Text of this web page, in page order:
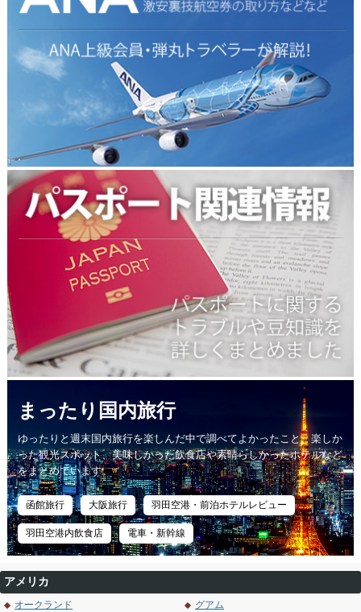
まったり国内旅行
ゆったりと週末国内旅行を楽しんだ中で調べてよかったこと、楽しか
った観光スポット、美味しかった飲食店や素晴らしかったホテルなど
をまとめています。
函館旅行 大阪旅行 羽田空港・前泊ホテルレビュー
羽田空港内飲食店 電車・新幹線
アメリカ
オークランド グアム